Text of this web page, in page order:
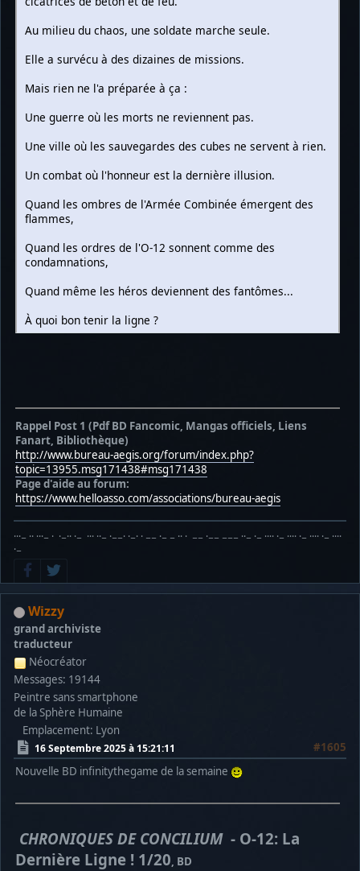
Au milieu du chaos, une soldate marche seule.
Elle a survécu à des dizaines de missions.
Mais rien ne l'a préparée à ça :
Une guerre où les morts ne reviennent pas.
Une ville où les sauvegardes des cubes ne servent à rien.
Un combat où l'honneur est la dernière illusion.
Quand les ombres de l'Armée Combinée émergent des
flammes,
Quand les ordres de l'O-12 sonnent comme des
condamnations,
Quand même les héros deviennent des fantômes...
À quoi bon tenir la ligne ?
Rappel Post 1 (Pdf BD Fancomic, Mangas officiels, Liens
Fanart, Bibliothèque)
http://www.bureau-aegis.org/forum/index.php?
topic=13955.msg171438#msg171438
Page d'aide au forum:
https://www.helloasso.com/associations/bureau-aegis
···− ·· ···− · ·−·· ·− ··· ··− ·−−· ·−· · −− ·− − ·· · −− ·−− −−− ··− ·− ···· ·− ···· ·− ···· ·− ····
·−
Wizzy
grand archiviste
traducteur
Néocréator
Messages: 19144
Peintre sans smartphone
de la Sphère Humaine
Emplacement: Lyon
16 Septembre 2025 à 15:21:11
#1605
Nouvelle BD infinitythegame de la semaine
CHRONIQUES DE CONCILIUM - O-12: La
Dernière Ligne ! 1/20, BD